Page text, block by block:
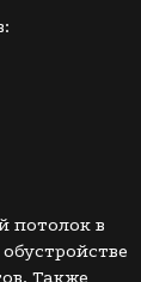
потолок в
Также